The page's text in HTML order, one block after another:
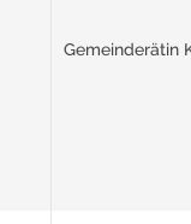
Gemeinderätin